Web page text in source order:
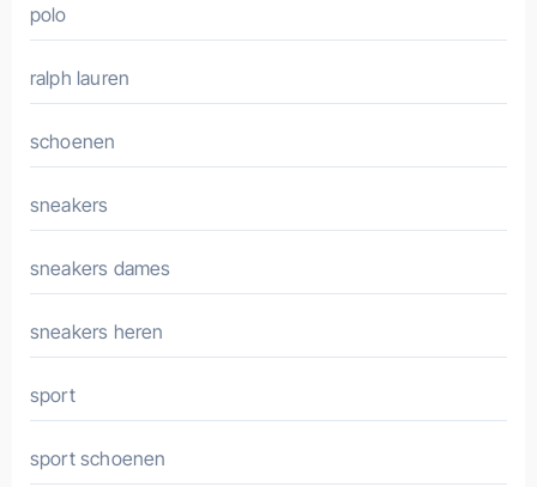
polo
ralph lauren
schoenen
sneakers
sneakers dames
sneakers heren
sport
sport schoenen